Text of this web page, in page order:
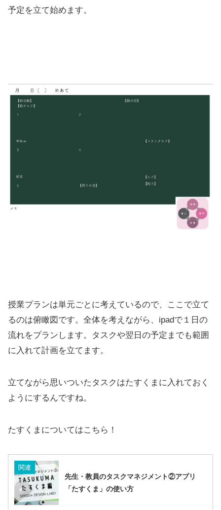
予定を立て始めます。
授業プランは単元ごとに考えているので、ここで立て
るのは俯瞰図です。全体を考えながら、ipadで１日の
流れをプランします。タスクや翌日の予定までも範囲
に入れて計画を立てます。
立てながら思いついたタスクはたすくまに入れておく
ようにするんですね。
たすくまについてはこちら！
関連
先生・教員のタスクマネジメント②アプリ
「たすくま」の使い方